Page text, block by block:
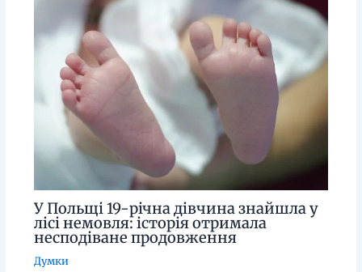
У Польщі 19-річна дівчина знайшла у
лісі немовля: історія отримала
несподіване продовження
Думки